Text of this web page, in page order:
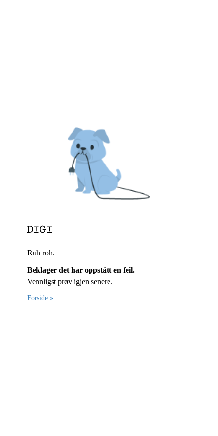
Ruh roh.
Beklager det har oppstått en feil.
Vennligst prøv igjen senere.
Forside »